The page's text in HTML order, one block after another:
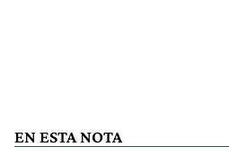
EN ESTA NOTA